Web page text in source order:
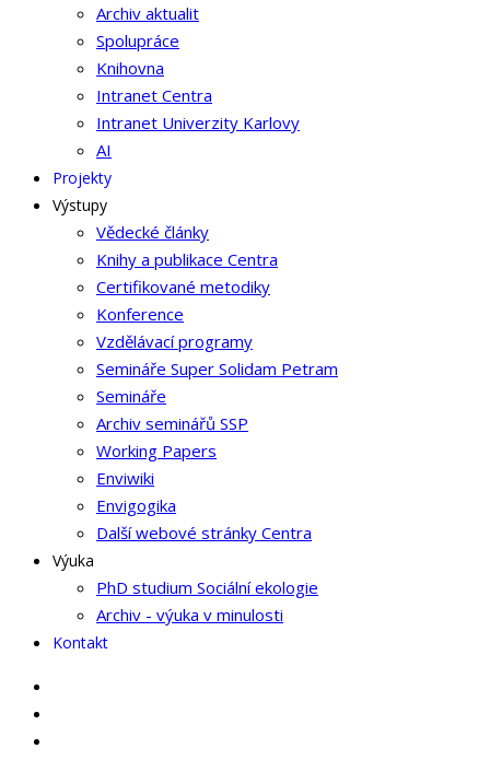
Archiv aktualit
Spolupráce
Knihovna
Intranet Centra
Intranet Univerzity Karlovy
AI
Projekty
Výstupy
Vědecké články
Knihy a publikace Centra
Certifikované metodiky
Konference
Vzdělávací programy
Semináře Super Solidam Petram
Semináře
Archiv seminářů SSP
Working Papers
Enviwiki
Envigogika
Další webové stránky Centra
Výuka
PhD studium Sociální ekologie
Archiv - výuka v minulosti
Kontakt